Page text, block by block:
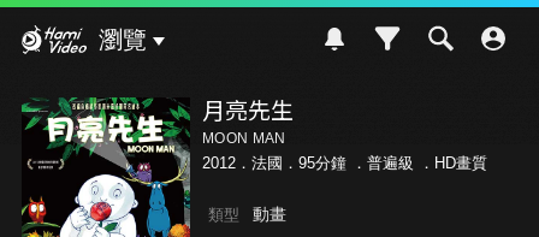
瀏覽
月亮先生
MOON MAN
2012．法國．95分鐘 ． 普遍級 ．HD畫質
類型 動畫